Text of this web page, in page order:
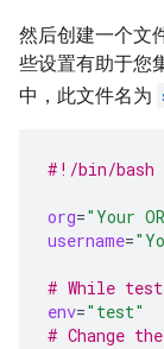
然后创建一个文
些设置有助于您
中，此文件名为
#!/bin/bash
org="Your
username=
# While
env="test"
# Change